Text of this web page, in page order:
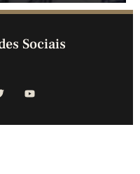
Sociais